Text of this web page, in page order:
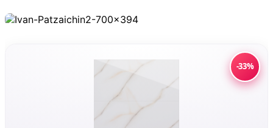
-33%